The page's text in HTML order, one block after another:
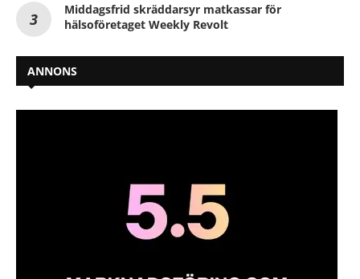
Middagsfrid skräddarsyr matkassar för
hälsoföretaget Weekly Revolt
ANNONS